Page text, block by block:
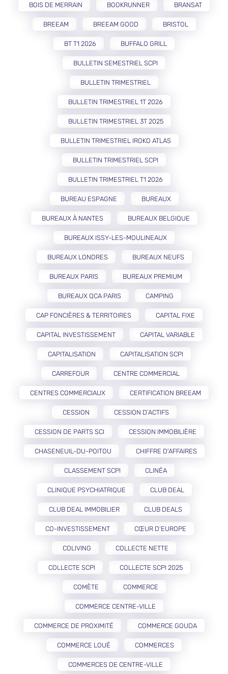
BOIS DE MERRAIN BOOKRUNNER BRANSAT
BREEAM BREEAM GOOD BRISTOL
BT T1 2026 BUFFALO GRILL
BULLETIN SEMESTRIEL SCPI
BULLETIN TRIMESTRIEL
BULLETIN TRIMESTRIEL 1T 2026
BULLETIN TRIMESTRIEL 3T 2025
BULLETIN TRIMESTRIEL IROKO ATLAS
BULLETIN TRIMESTRIEL SCPI
BULLETIN TRIMESTRIEL T1 2026
BUREAU ESPAGNE BUREAUX
BUREAUX À NANTES BUREAUX BELGIQUE
BUREAUX ISSY-LES-MOULINEAUX
BUREAUX LONDRES BUREAUX NEUFS
BUREAUX PARIS BUREAUX PREMIUM
BUREAUX QCA PARIS CAMPING
CAP FONCIÈRES & TERRITOIRES CAPITAL FIXE
CAPITAL INVESTISSEMENT CAPITAL VARIABLE
CAPITALISATION CAPITALISATION SCPI
CARREFOUR CENTRE COMMERCIAL
CENTRES COMMERCIAUX CERTIFICATION BREEAM
CESSION CESSION D’ACTIFS
CESSION DE PARTS SCI CESSION IMMOBILIÈRE
CHASENEUIL-DU-POITOU CHIFFRE D'AFFAIRES
CLASSEMENT SCPI CLINÉA
CLINIQUE PSYCHIATRIQUE CLUB DEAL
CLUB DEAL IMMOBILIER CLUB DEALS
CO-INVESTISSEMENT CŒUR D’EUROPE
COLIVING COLLECTE NETTE
COLLECTE SCPI COLLECTE SCPI 2025
COMÈTE COMMERCE
COMMERCE CENTRE-VILLE
COMMERCE DE PROXIMITÉ COMMERCE GOUDA
COMMERCE LOUÉ COMMERCES
COMMERCES DE CENTRE-VILLE